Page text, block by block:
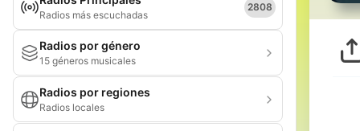
Radios más escuchadas
2808
Radios por género
15 géneros musicales
Radios por regiones
Radios locales